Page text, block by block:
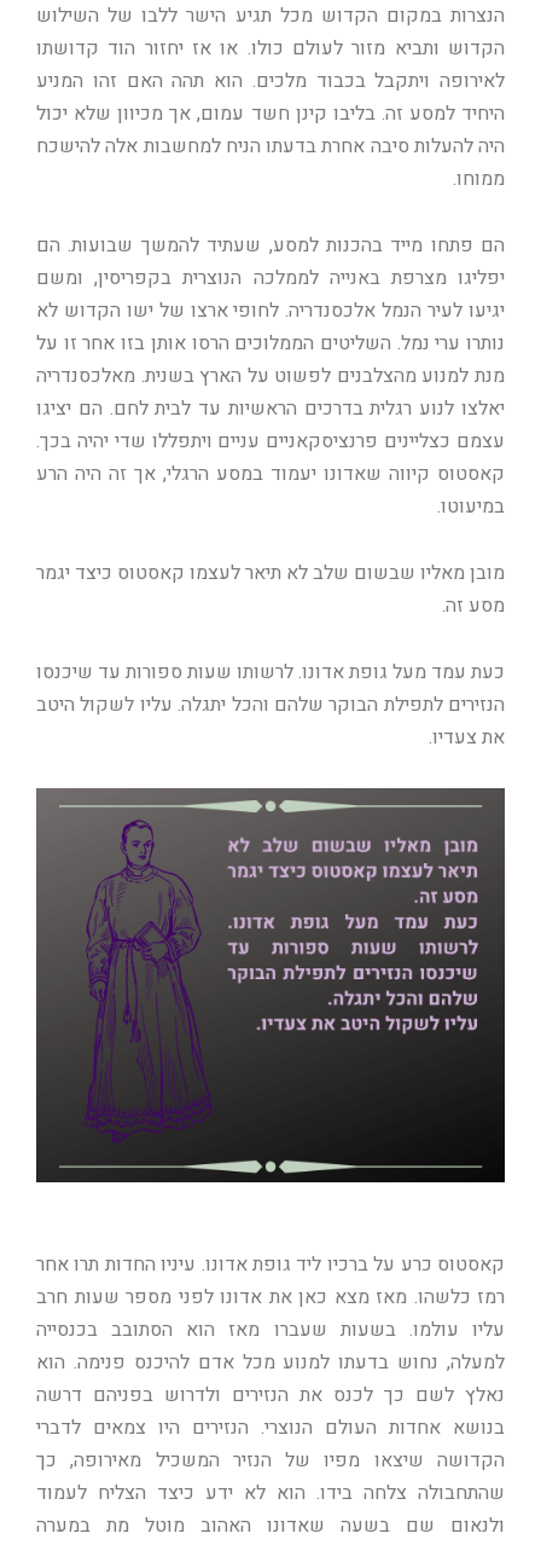
הנצרות במקום הקדוש מכל תגיע הישר ללבו של השילוש
הקדוש ותביא מזור לעולם כולו. או אז יחזור הוד קדושתו
לאירופה ויתקבל בכבוד מלכים. הוא תהה האם זהו המניע
היחיד למסע זה. בליבו קינן חשד עמום, אך מכיוון שלא יכול
היה להעלות סיבה אחרת בדעתו הניח למחשבות אלה להישכח
ממוחו.
הם פתחו מייד בהכנות למסע, שעתיד להמשך שבועות. הם
יפליגו מצרפת באנייה לממלכה הנוצרית בקפריסין, ומשם
יגיעו לעיר הנמל אלכסנדריה. לחופי ארצו של ישו הקדוש לא
נותרו ערי נמל. השליטים הממלוכים הרסו אותן בזו אחר זו על
מנת למנוע מהצלבנים לפשוט על הארץ בשנית. מאלכסנדריה
יאלצו לנוע רגלית בדרכים הראשיות עד לבית לחם. הם יציגו
עצמם כצליינים פרנציסקאניים עניים ויתפללו שדי יהיה בכך.
קאסטוס קיווה שאדונו יעמוד במסע הרגלי, אך זה היה הרע
במיעוטו.
מובן מאליו שבשום שלב לא תיאר לעצמו קאסטוס כיצד יגמר
מסע זה.
כעת עמד מעל גופת אדונו. לרשותו שעות ספורות עד שיכנסו
הנזירים לתפילת הבוקר שלהם והכל יתגלה. עליו לשקול היטב
את צעדיו.
קאסטוס כרע על ברכיו ליד גופת אדונו. עיניו החדות תרו אחר
רמז כלשהו. מאז מצא כאן את אדונו לפני מספר שעות חרב
עליו עולמו. בשעות שעברו מאז הוא הסתובב בכנסייה
למעלה, נחוש בדעתו למנוע מכל אדם להיכנס פנימה. הוא
נאלץ לשם כך לכנס את הנזירים ולדרוש בפניהם דרשה
בנושא אחדות העולם הנוצרי. הנזירים היו צמאים לדברי
הקדושה שיצאו מפיו של הנזיר המשכיל מאירופה, כך
שהתחבולה צלחה בידו. הוא לא ידע כיצד הצליח לעמוד
ולנאום שם בשעה שאדונו האהוב מוטל מת במערה